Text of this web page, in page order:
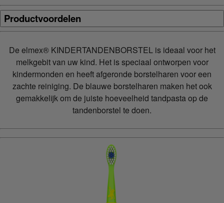
Productvoordelen
De elmex® KINDERTANDENBORSTEL is ideaal voor het
melkgebit van uw kind. Het is speciaal ontworpen voor
kindermonden en heeft afgeronde borstelharen voor een
zachte reiniging. De blauwe borstelharen maken het ook
gemakkelijk om de juiste hoeveelheid tandpasta op de
tandenborstel te doen.